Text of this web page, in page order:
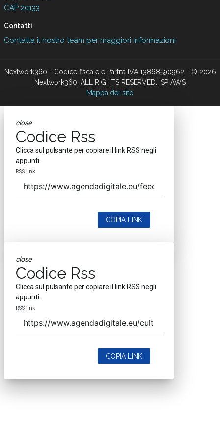
CAP 20133
Contatti
Contatta il nostro team per maggiori informazioni
Nextwork360 - Codice fiscale e Partita IVA 13868590962 - © 2026
Nextwork360. ALL RIGHTS RESERVED. ISP AWS
Mappa del sito
close
Codice Rss
Clicca sul pulsante per copiare il link RSS negli
appunti.
RSS link
COPIA LINK
close
Codice Rss
Clicca sul pulsante per copiare il link RSS negli
appunti.
RSS link
COPIA LINK